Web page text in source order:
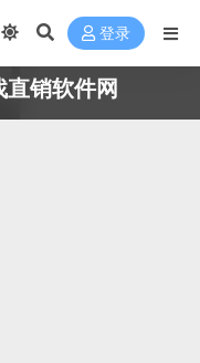
登录
销软件网